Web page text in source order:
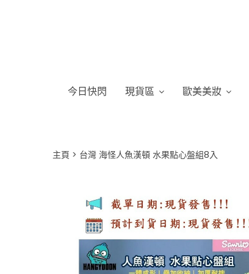
今日快閃 現貨區 歐美美妝
主頁 台灣 海怪人魚漢頓 水果點心盤組8入